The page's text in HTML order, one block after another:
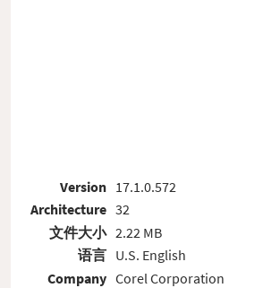
Version
Architecture
文件大小
语言
Company
17.1.0.572
32
2.22 MB
U.S. English
Corel Corporation